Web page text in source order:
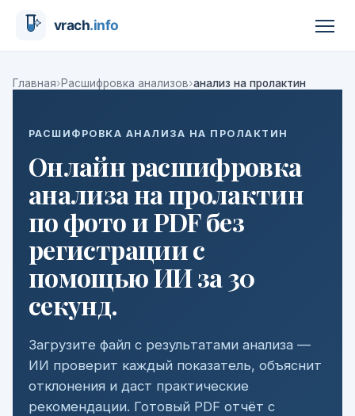
Главная›Расшифровка анализов›анализ на пролактин
РАСШИФРОВКА АНАЛИЗА НА ПРОЛАКТИН
Онлайн расшифровка
анализа на пролактин
по фото и PDF без
регистрации с
помощью ИИ за 30
секунд.
Загрузите файл с результатами анализа —
ИИ проверит каждый показатель, объяснит
отклонения и даст практические
рекомендации. Готовый PDF отчёт с